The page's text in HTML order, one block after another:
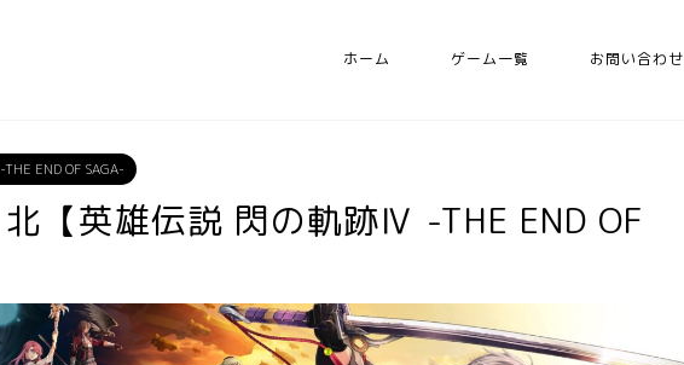
ホーム ゲーム一覧 お問い合わせ
END OF SAGA-
【英雄伝説 閃の軌跡Ⅳ -THE END OF